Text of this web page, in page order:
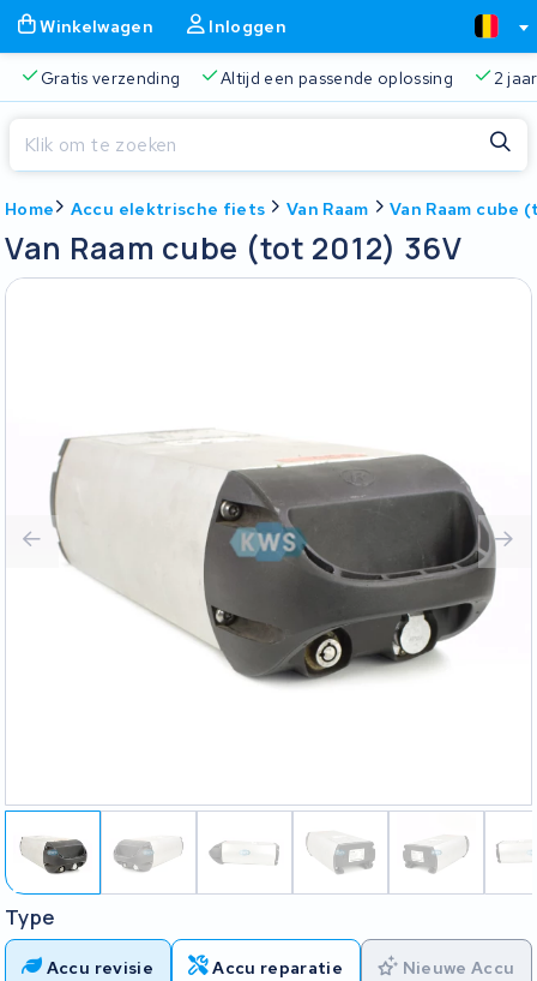
Winkelwagen Inloggen
Gratis verzending Altijd een passende oplossing 2
Home Accu elektrische fiets Van Raam Van Raam cube
Van Raam cube (tot 2012) 36V
Type
Accu revisie Accu reparatie Nieuwe Accu
Sluiten
Begin te typen in de zoekbalk om te zoeken